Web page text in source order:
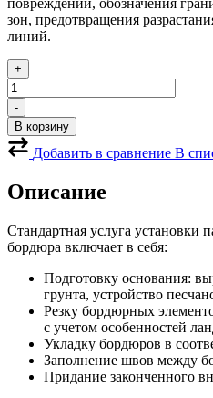
зон, предотвращения
линий.
+
Количество
товара
Установка
паркового
бордюра
-
В корзину
Добавить в сравнение В
Описание
Стандартная услуга установки
бордюра включает в себя:
Подготовку основания:
грунта, устройство
Резку бордюрных
с учетом особенностей
Укладку бордюров в
Заполнение швов между
Придание законченного